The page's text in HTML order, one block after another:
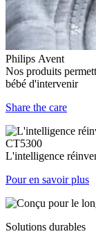
Philips Avent
Nos produits
bébé d'intervenir
Share the care
CT5300
L'intelligence
Pour en savoir plus
Solutions durables